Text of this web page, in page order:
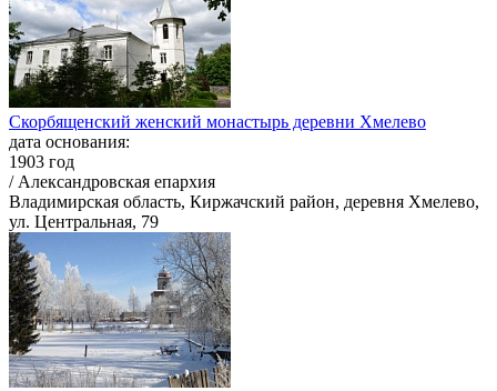
Скорбященский женский монастырь деревни Хмелево
дата основания:
1903 год
/ Александровская епархия
Владимирская область, Киржачский район, деревня Хмелево,
ул. Центральная, 79